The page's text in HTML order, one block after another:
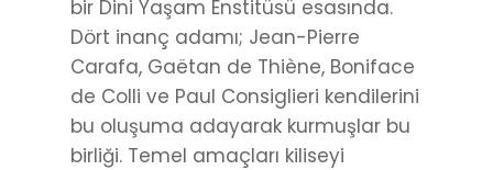
bir Dini Yaşam Enstitüsü esasında.
Dört inanç adamı; Jean-Pierre
Carafa, Gaëtan de Thiène, Boniface
de Colli ve Paul Consiglieri kendilerini
bu oluşuma adayarak kurmuşlar bu
birliği. Temel amaçları kiliseyi